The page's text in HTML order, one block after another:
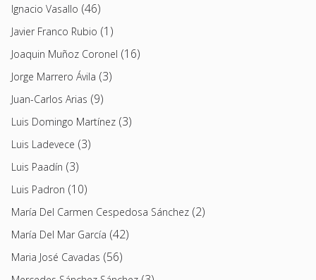
Ignacio Vasallo (46)
Javier Franco Rubio (1)
Joaquin Muñoz Coronel (16)
Jorge Marrero Ávila (3)
Juan-Carlos Arias (9)
Luis Domingo Martínez (3)
Luis Ladevece (3)
Luis Paadín (3)
Luis Padron (10)
María Del Carmen Cespedosa Sánchez (2)
María Del Mar García (42)
Maria José Cavadas (56)